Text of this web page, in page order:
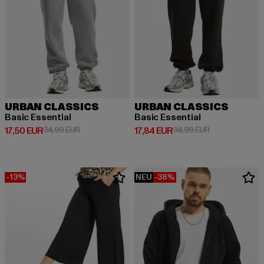
URBAN CLASSICS
Basic Essential
17,50 EUR
Derzeitiger Preis: 17,50 EUR
34,99 EURAktionspreis: 34,99 EUR
URBAN CLASSICS
Basic Essential
17,84 EUR
Derzeitiger Preis: 17,84 EUR
34,99 EURAktionspreis:
-13% NEU -38%